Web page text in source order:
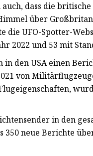
dass die
über
die UFO-Spotter-
2022 und 53 mit
den USA einen
von
in den
350 neue Berichte